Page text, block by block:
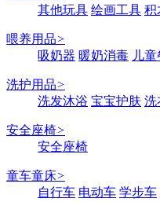
其他玩具 绘画工具 积
喂养用品>
吸奶器 暖奶消毒 儿
洗护用品>
洗发沐浴 宝宝护肤 洗
安全座椅>
安全座椅
童车童床>
自行车 电动车 学步车